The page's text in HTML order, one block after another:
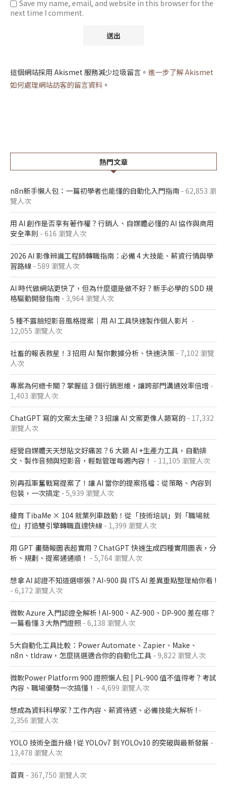
Save my name, email, and website in this browser for the
next time I comment.
這個網站採用 Akismet 服務減少垃圾留言。 進一步了解 Akismet
如何處理網站訪客的留言資料 。
熱門文章
n8n新手懶人包：一篇初學者也能懂的自動化入門指南 - 62,853 瀏
覽人次
用 AI 創作是否享有著作權？行銷人、自媒體必懂的 AI 協作與商用
安全準則 - 616 瀏覽人次
2026 AI 影像辨識工程師轉職指南：必備 4 大技能、薪資行情與學
習路線 - 589 瀏覽人次
AI 時代做網站更快了，但為什麼還是做不好？新手必學的 SDD 規
格驅動開發指南 - 3,964 瀏覽人次
5 種不露臉短影音風格提案｜用 AI 工具快速製作個人影片 -
12,055 瀏覽人次
社畜的報表救星！3 招用 AI 幫你數據分析、快速決策 - 7,102 瀏覽
人次
專案為何總卡關？掌握這 3 個行銷思維，讓跨部門溝通效率倍增 -
1,403 瀏覽人次
ChatGPT 寫的文案太生硬？3 招讓 AI 文案更像人類寫的 - 17,332
瀏覽人次
經營自媒體天天想貼文好痛苦？6 大類 AI +生產力工具，自動排
文、製作音頻與短影音，輕鬆管理每週內容！ - 11,105 瀏覽人次
別再孤軍奮戰寫提案了！讓 AI 當你的提案搭檔：從策略、內容到
包裝，一次搞定 - 5,939 瀏覽人次
緯育 TibaMe × 104 就業列車啟動！從「技術培訓」到「職場就
位」打造雙引擎轉職直達快線 - 1,399 瀏覽人次
用 GPT 畫簡報圖表超實用？ChatGPT 快速生成四種實用圖表，分
析、規劃、提案通通順！ - 5,764 瀏覽人次
想拿 AI 認證不知道選哪張 ? AI-900 與 ITS AI 差異重點整理給你看 !
- 6,172 瀏覽人次
微軟 Azure 入門認證全解析​ ! AI-900、AZ-900、DP-900 差在哪？​
一篇看懂 3 大熱門證照​ - 6,138 瀏覽人次
5大自動化工具比較：Power Automate、Zapier、Make、
n8n、tldraw，怎麼挑選適合你的自動化工具 - 9,822 瀏覽人次
微軟Power Platform 900​ 證照懶人包​ | PL-900 值不值得考？考試
內容、職場優勢一次搞懂​！ - 4,699 瀏覽人次
想成為資料科學家 ? 工作內容、薪資待遇、必備技能大解析 ! -
2,356 瀏覽人次
YOLO 技術全面升級 ! 從 YOLOv7 到 YOLOv10 的突破與最新發展 -
13,478 瀏覽人次
首頁 - 367,750 瀏覽人次